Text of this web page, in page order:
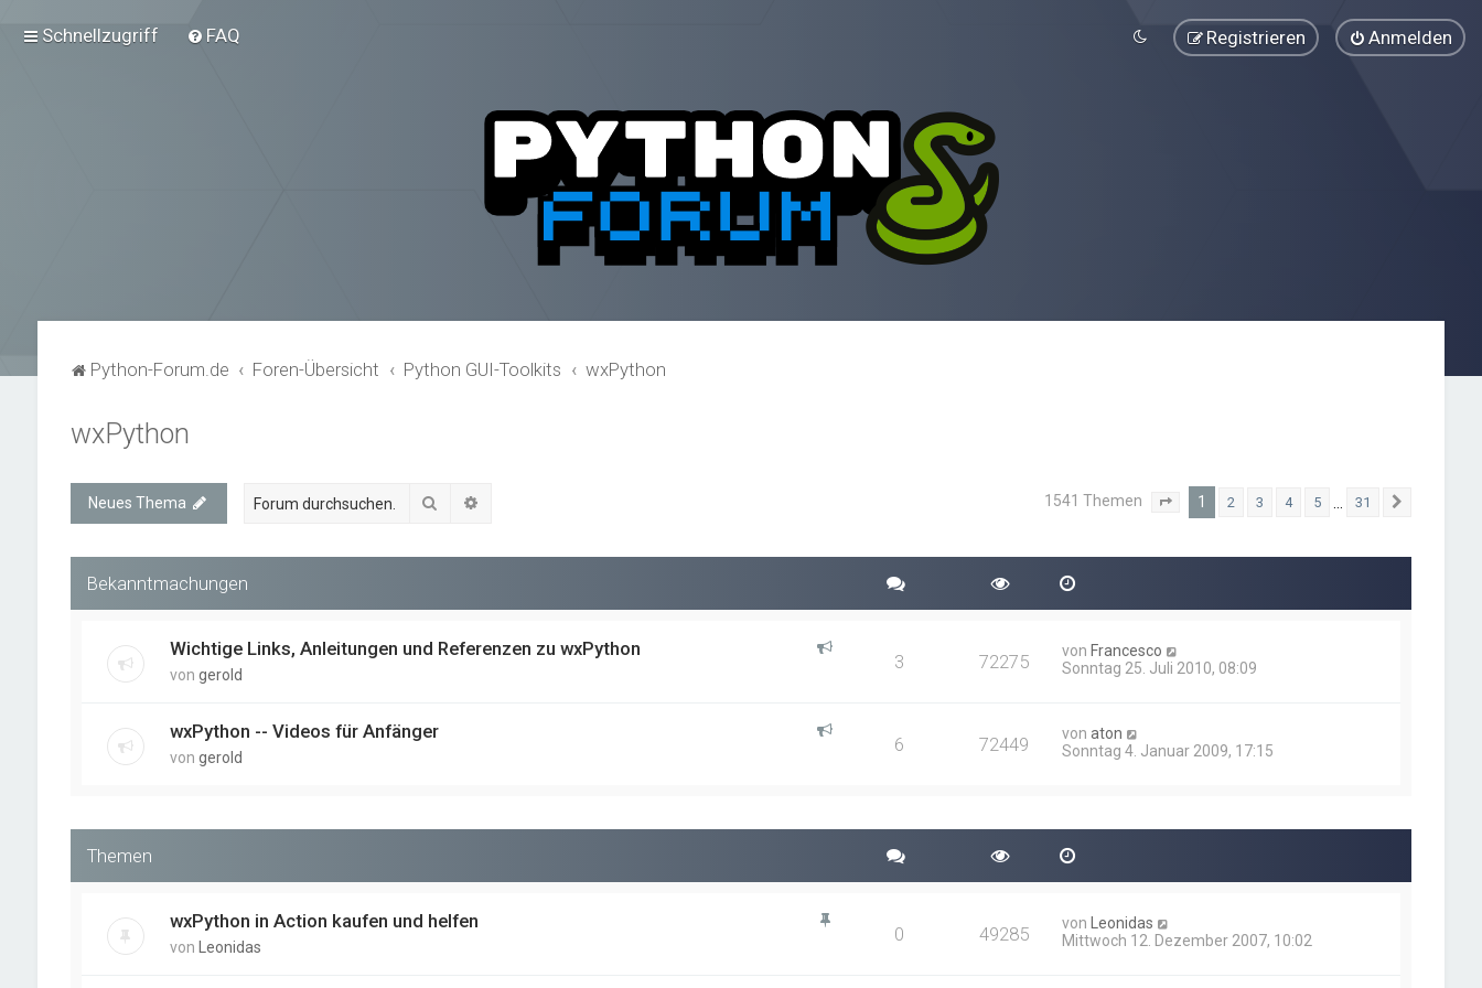
Schnellzugriff FAQ Anmelden
Registrieren
Python-Forum.de Foren-Übersicht Python GUI-Toolkits wxPython
wxPython
Neues Thema Suche 1541 Themen Seite von 31
1 2 3 4 5 31
Bekanntmachungen
Wichtige Links, Anleitungen und Referenzen zu wxPython
von gerold
3 72275 von Francesco
Sonntag 25. Juli 2010, 08:09
wxPython -- Videos für Anfänger
von gerold
6 72449 vonaton
Sonntag 4. Januar 2009, 17:15
Themen
wxPython in Action kaufen und helfen
von Leonidas
0 49285 von
Leonidas
Mittwoch 12. Dezember 2007, 10:02